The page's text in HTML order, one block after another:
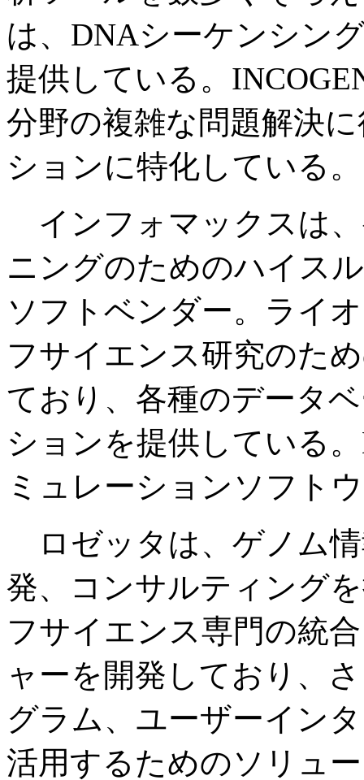
は、DNAシーケンシン
提供している。
分野の複雑な問題解決
ションに特化している。
インフォマックスは
ニングのためのハイス
ソフトベンダー。ライ
フサイエンス研究のた
ており、各種のデータ
ションを提供している
ミュレーションソフト
ロゼッタは、ゲノム
発、コンサルティング
フサイエンス専門の統
ャーを開発しており、
グラム、ユーザーイン
活用するためのソリュ